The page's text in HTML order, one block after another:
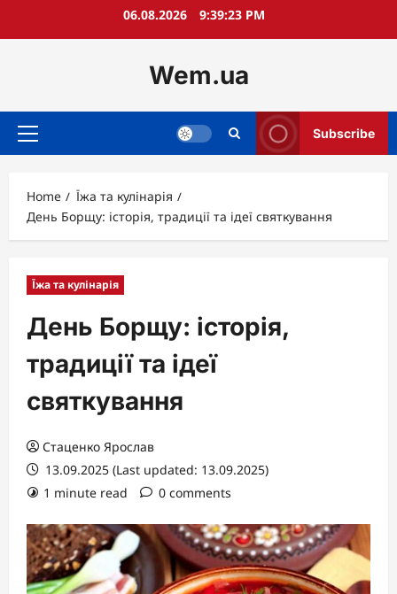
06.08.2026 9:39:24 PM
Wem.ua
Primary
Subscribe
Home
Їжа та кулінарія
День Борщу: історія, традиції та ідеї святкування
Їжа та кулінарія
День Борщу: історія,
традиції та ідеї
святкування
Стаценко Ярослав
13.09.2025 (Last updated: 13.09.2025)
1 minute read
0 comments